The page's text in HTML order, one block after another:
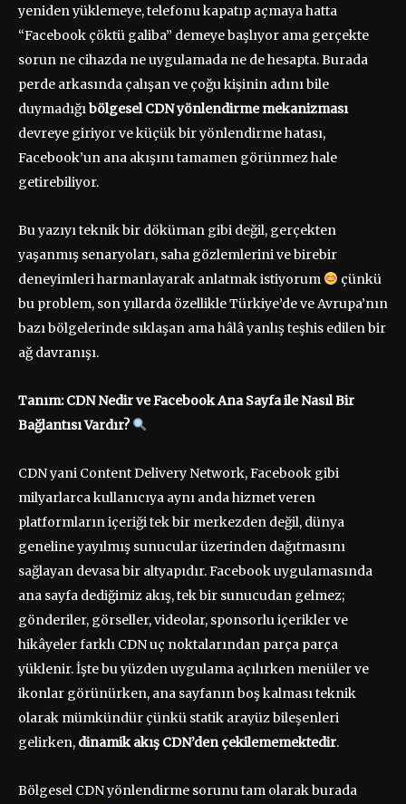
yeniden yüklemeye, telefonu kapatıp açmaya hatta
“Facebook çöktü galiba” demeye başlıyor ama gerçekte
sorun ne cihazda ne uygulamada ne de hesapta. Burada
perde arkasında çalışan ve çoğu kişinin adını bile
duymadığıbölgesel CDN yönlendirme mekanizması
devreye giriyor ve küçük bir yönlendirme hatası,
Facebook’un ana akışını tamamen görünmez hale
getirebiliyor.
Bu yazıyı teknik bir döküman gibi değil, gerçekten
yaşanmış senaryoları, saha gözlemlerini ve birebir
deneyimleri harmanlayarak anlatmak istiyorum
çünkü
bu problem, son yıllarda özellikle Türkiye’de ve Avrupa’nın
bazı bölgelerinde sıklaşan ama hâlâ yanlış teşhis edilen bir
ağ davranışı.
Tanım: CDN Nedir ve Facebook Ana Sayfa ile Nasıl Bir
Bağlantısı Vardır?
CDN yani Content Delivery Network, Facebook gibi
milyarlarca kullanıcıya aynı anda hizmet veren
platformların içeriği tek bir merkezden değil, dünya
geneline yayılmış sunucular üzerinden dağıtmasını
sağlayan devasa bir altyapıdır. Facebook uygulamasında
ana sayfa dediğimiz akış, tek bir sunucudan gelmez;
gönderiler, görseller, videolar, sponsorlu içerikler ve
hikâyeler farklı CDN uç noktalarından parça parça
yüklenir. İşte bu yüzden uygulama açılırken menüler ve
ikonlar görünürken, ana sayfanın boş kalması teknik
olarak mümkündür çünkü statik arayüz bileşenleri
gelirken, dinamik akış CDN’den çekilememektedir.
Bölgesel CDN yönlendirme sorunu tam olarak burada